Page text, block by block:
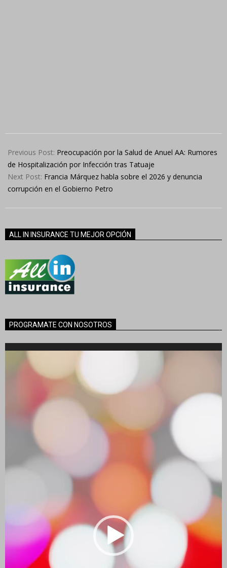
03-
19
Previous Post: Preocupación por la Salud de Anuel AA: Rumores
de Hospitalización por Infección tras Tatuaje
Next Post: Francia Márquez habla sobre el 2026 y denuncia
corrupción en el Gobierno Petro
ALL IN INSURANCE TU MEJOR OPCIÓN
PROGRAMATE CON NOSOTROS
Reproductor